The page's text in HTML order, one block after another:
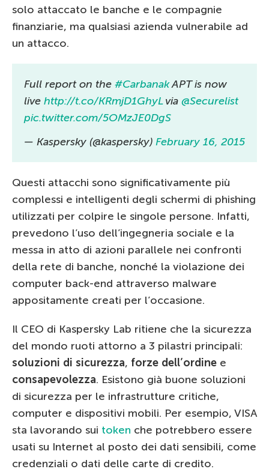
solo attaccato le banche e le compagnie
finanziarie, ma qualsiasi azienda vulnerabile ad
un attacco.
Full report on the #CarbanakAPT is now
live http://t.co/KRmjD1GhyLvia @Securelist
pic.twitter.com/5OMzJE0DgS
— Kaspersky (@kaspersky) February 16, 2015
Questi attacchi sono significativamente più
complessi e intelligenti degli schermi di phishing
utilizzati per colpire le singole persone. Infatti,
prevedono l’uso dell’ingegneria sociale e la
messa in atto di azioni parallele nei confronti
della rete di banche, nonché la violazione dei
computer back-end attraverso malware
appositamente creati per l’occasione.
Il CEO di Kaspersky Lab ritiene che la sicurezza
del mondo ruoti attorno a 3 pilastri principali:
soluzioni di sicurezza, forze dell’ordine e
consapevolezza. Esistono già buone soluzioni
di sicurezza per le infrastrutture critiche,
computer e dispositivi mobili. Per esempio, VISA
sta lavorando sui token che potrebbero essere
usati su Internet al posto dei dati sensibili, come
credenziali o dati delle carte di credito.